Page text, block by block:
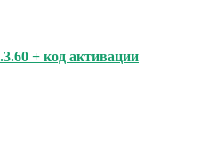
+ код активации